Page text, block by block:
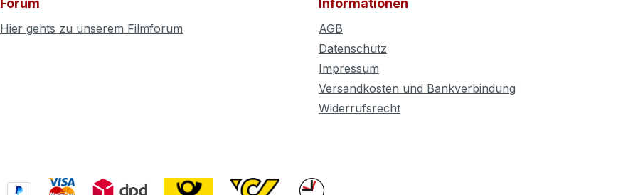
Forum
Hier gehts zu unserem Filmforum
Informationen
AGB
Datenschutz
Impressum
Versandkosten und Bankverbindung
Widerrufsrecht